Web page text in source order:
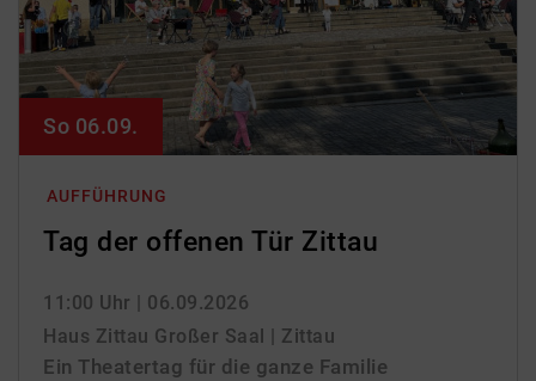
AUFFÜHRUNG
Tag der offenen Tür Zittau
11:00 Uhr | 06.09.2026
Haus Zittau Großer Saal | Zittau
Ein Theatertag für die ganze Familie
So 06.09.